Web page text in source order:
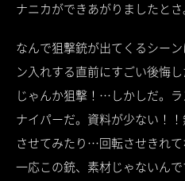
ナニカができあがりましたとさ
なんで狙撃銃が出てくるシー
ン入れする直前にすごい後悔
じゃんか狙撃！…しかしだ。
ナイパーだ。資料が少ない！
させてみたり…回転させきれ
一応この銃、素材じゃないん